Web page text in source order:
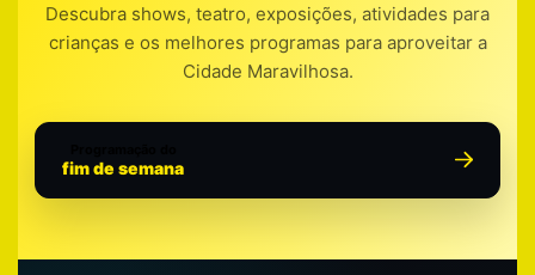
Descubra shows, teatro, exposições, atividades para
crianças e os melhores programas para aproveitar a
Cidade Maravilhosa.
fim de semana